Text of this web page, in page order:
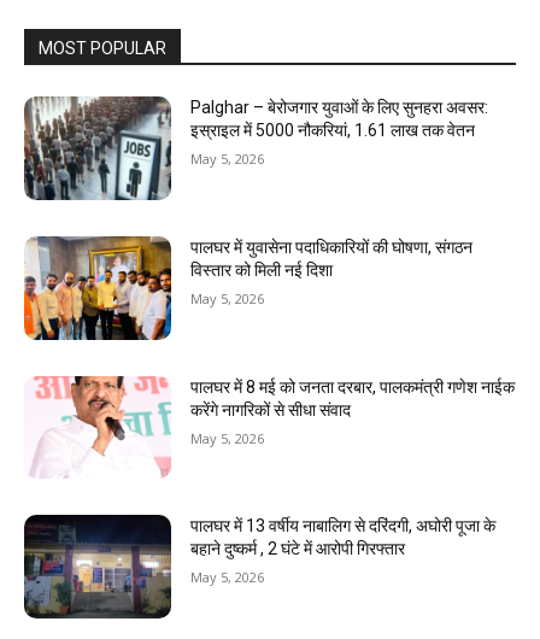
MOST POPULAR
Palghar – बेरोजगार युवाओं के लिए सुनहरा अवसर:
इस्राइल में 5000 नौकरियां, ₹1.61 लाख तक वेतन
May 5, 2026
पालघर में युवासेना पदाधिकारियों की घोषणा, संगठन
विस्तार को मिली नई दिशा
May 5, 2026
पालघर में 8 मई को जनता दरबार, पालकमंत्री गणेश नाईक
करेंगे नागरिकों से सीधा संवाद
May 5, 2026
पालघर में 13 वर्षीय नाबालिग से दरिंदगी, अघोरी पूजा के
बहाने दुष्कर्म , 2 घंटे में आरोपी गिरफ्तार
May 5, 2026